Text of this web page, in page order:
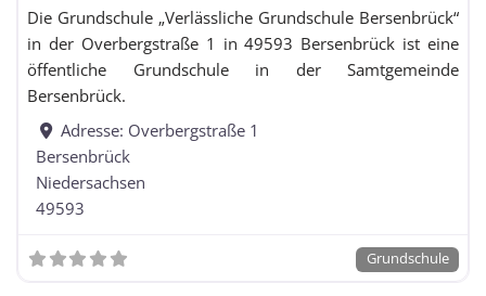
Die Grundschule „Verlässliche Grundschule Bersenbrück“
in der Overbergstraße 1 in 49593 Bersenbrück ist eine
öffentliche Grundschule in der Samtgemeinde
Bersenbrück.
Adresse: Overbergstraße 1
Bersenbrück
Niedersachsen
49593
Grundschule